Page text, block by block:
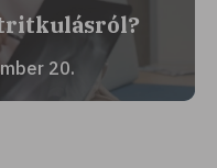
20.